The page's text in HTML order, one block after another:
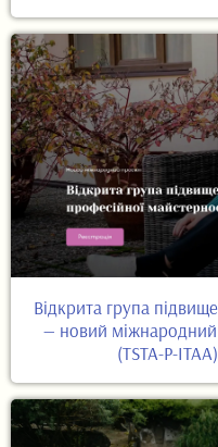
Відкрита група
— новий міжнародний
(TSTA-P-